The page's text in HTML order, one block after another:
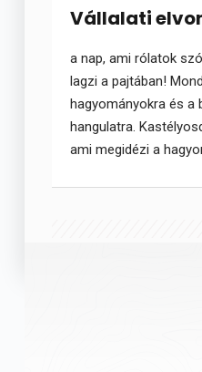
Vállalati
a nap, ami rólatok
lagzi a pajtában!
hagyományokra és a
hangulatra.
ami megidézi a